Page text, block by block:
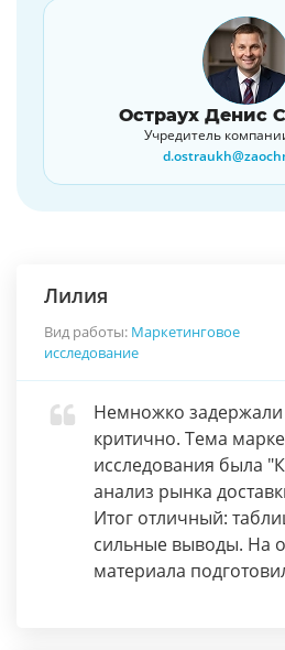
Остраух Денис
Учредитель
Лилия
Вид работы: Маркетинговое
исследование
Немножко задержали
критично. Тема
исследования была
анализ рынка
Итог отличный:
сильные выводы. На
материала